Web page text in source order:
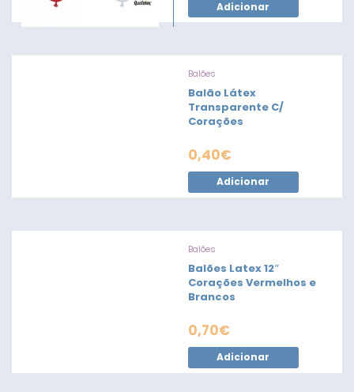
Adicionar
Balões
Balão Látex
Transparente C/
Corações
0,40€
Adicionar
Balões
Balões Latex 12″
Corações Vermelhos e
Brancos
0,70€
Adicionar